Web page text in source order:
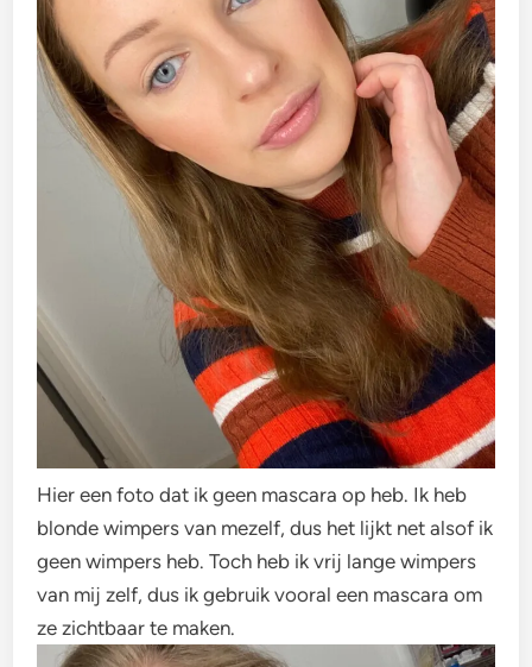
Hier een foto dat ik geen mascara op heb. Ik heb
blonde wimpers van mezelf, dus het lijkt net alsof ik
geen wimpers heb. Toch heb ik vrij lange wimpers
van mij zelf, dus ik gebruik vooral een mascara om
ze zichtbaar te maken.